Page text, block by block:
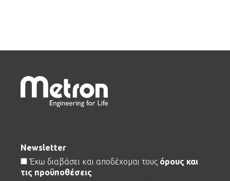
Newsletter
Terms
Έχω διαβάσει και αποδέχομαι τους όρους και
τις προϋποθέσεις